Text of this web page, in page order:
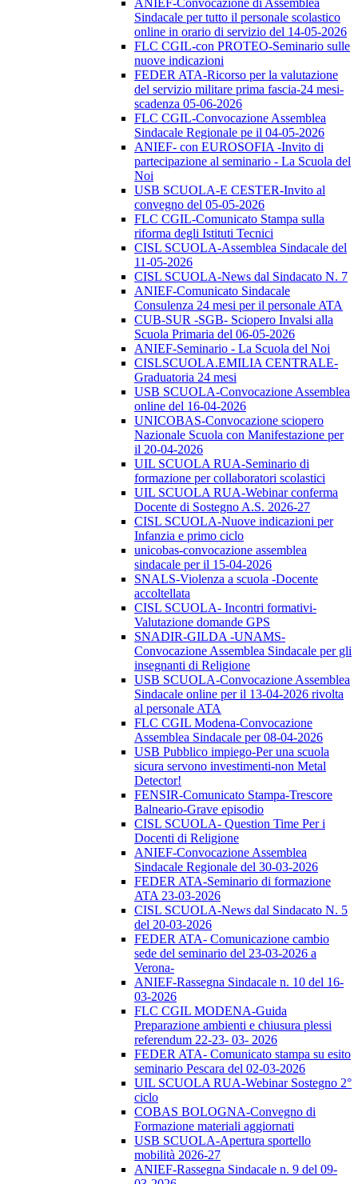
ANIEF-Convocazione di Assemblea
Sindacale per tutto il personale scolastico
online in orario di servizio del 14-05-2026
FLC CGIL-con PROTEO-Seminario sulle
nuove indicazioni
FEDER ATA-Ricorso per la valutazione
del servizio militare prima fascia-24 mesi-
scadenza 05-06-2026
FLC CGIL-Convocazione Assemblea
Sindacale Regionale pe il 04-05-2026
ANIEF- con EUROSOFIA -Invito di
partecipazione al seminario - La Scuola del
Noi
USB SCUOLA-E CESTER-Invito al
convegno del 05-05-2026
FLC CGIL-Comunicato Stampa sulla
riforma degli Istituti Tecnici
CISL SCUOLA-Assemblea Sindacale del
11-05-2026
CISL SCUOLA-News dal Sindacato N. 7
ANIEF-Comunicato Sindacale
Consulenza 24 mesi per il personale ATA
CUB-SUR -SGB- Sciopero Invalsi alla
Scuola Primaria del 06-05-2026
ANIEF-Seminario - La Scuola del Noi
CISLSCUOLA.EMILIA CENTRALE-
Graduatoria 24 mesi
USB SCUOLA-Convocazione Assemblea
online del 16-04-2026
UNICOBAS-Convocazione sciopero
Nazionale Scuola con Manifestazione per
il 20-04-2026
UIL SCUOLA RUA-Seminario di
formazione per collaboratori scolastici
UIL SCUOLA RUA-Webinar conferma
Docente di Sostegno A.S. 2026-27
CISL SCUOLA-Nuove indicazioni per
Infanzia e primo ciclo
unicobas-convocazione assemblea
sindacale per il 15-04-2026
SNALS-Violenza a scuola -Docente
accoltellata
CISL SCUOLA- Incontri formativi-
Valutazione domande GPS
SNADIR-GILDA -UNAMS-
Convocazione Assemblea Sindacale per gli
insegnanti di Religione
USB SCUOLA-Convocazione Assemblea
Sindacale online per il 13-04-2026 rivolta
al personale ATA
FLC CGIL Modena-Convocazione
Assemblea Sindacale per 08-04-2026
USB Pubblico impiego-Per una scuola
sicura servono investimenti-non Metal
Detector!
FENSIR-Comunicato Stampa-Trescore
Balneario-Grave episodio
CISL SCUOLA- Question Time Per i
Docenti di Religione
ANIEF-Convocazione Assemblea
Sindacale Regionale del 30-03-2026
FEDER ATA-Seminario di formazione
ATA 23-03-2026
CISL SCUOLA-News dal Sindacato N. 5
del 20-03-2026
FEDER ATA- Comunicazione cambio
sede del seminario del 23-03-2026 a
Verona-
ANIEF-Rassegna Sindacale n. 10 del 16-
03-2026
FLC CGIL MODENA-Guida
Preparazione ambienti e chiusura plessi
referendum 22-23- 03- 2026
FEDER ATA- Comunicato stampa su esito
seminario Pescara del 02-03-2026
UIL SCUOLA RUA-Webinar Sostegno 2°
ciclo
COBAS BOLOGNA-Convegno di
Formazione materiali aggiornati
USB SCUOLA-Apertura sportello
mobilità 2026-27
ANIEF-Rassegna Sindacale n. 9 del 09-